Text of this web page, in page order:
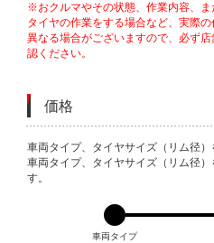
※おクルマやその状態、作業内容、
タイヤの作業をする場合など、実際
異なる場合がございますので、必ず
認ください。
価格
VARIATIONS
車両タイプ、タイヤサイズ（リム径）
車両タイプ、タイヤサイズ（リム径
す。
車両タイプ